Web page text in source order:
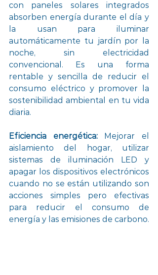
con paneles solares integrados
absorben energía durante el día y
la usan para iluminar
automáticamente tu jardín por la
noche, sin electricidad
convencional. Es una forma
rentable y sencilla de reducir el
consumo eléctrico y promover la
sostenibilidad ambiental en tu vida
diaria.
Eficiencia energética: Mejorar el
aislamiento del hogar, utilizar
sistemas de iluminación LED y
apagar los dispositivos electrónicos
cuando no se están utilizando son
acciones simples pero efectivas
para reducir el consumo de
energía y las emisiones de carbono.